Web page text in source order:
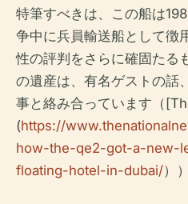
特筆すべきは、この船は
争中に兵員輸送船として徴
性の評判をさらに確固たる
の遺産は、有名ゲストの話
事と絡み合っています（
(https://
how-the-qe2-got-a-new-
floating-hotel-in-dubai/）